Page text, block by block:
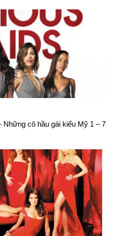
Những cô hầu gái kiểu Mỹ 1 – 7